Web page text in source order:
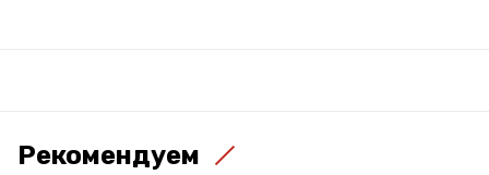
Рекомендуем